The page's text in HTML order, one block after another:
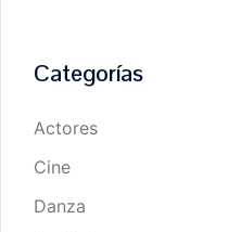
Categorías
Actores
Cine
Danza